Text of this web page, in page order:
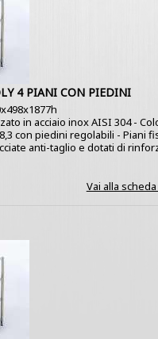
4 PIANI CON PIEDINI
in acciaio inox AISI 304 -
con piedini regolabili - Piani
anti-taglio e dotati di
Vai alla